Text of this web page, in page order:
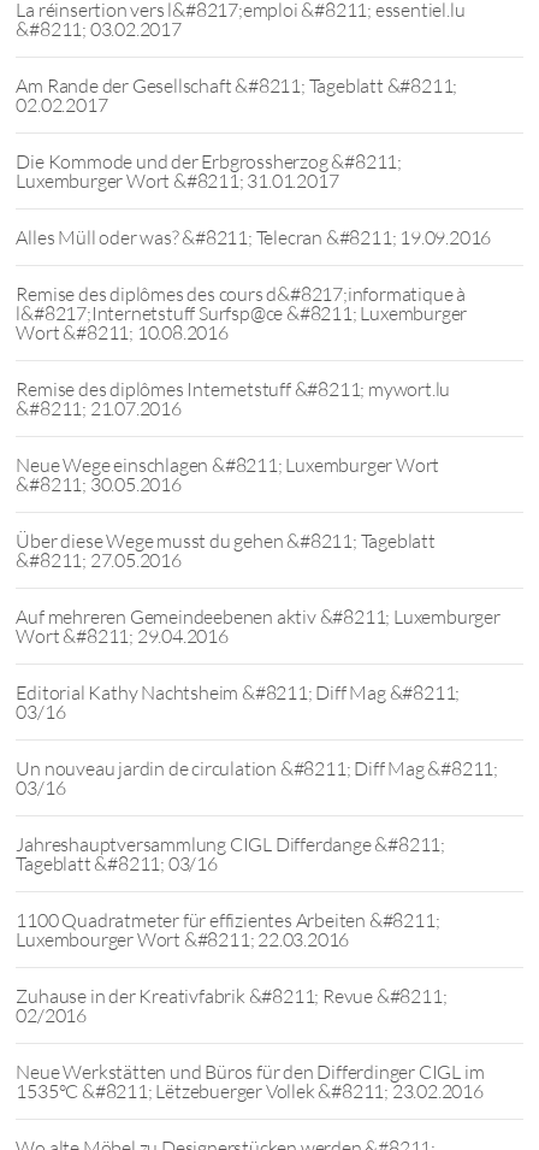
La réinsertion vers l&#8217;emploi &#8211; essentiel.lu
&#8211; 03.02.2017
Am Rande der Gesellschaft &#8211; Tageblatt &#8211;
02.02.2017
Die Kommode und der Erbgrossherzog &#8211;
Luxemburger Wort &#8211; 31.01.2017
Alles Müll oder was? &#8211; Telecran &#8211; 19.09.2016
Remise des diplômes des cours d&#8217;informatique à
l&#8217;Internetstuff Surfsp@ce &#8211; Luxemburger
Wort &#8211; 10.08.2016
Remise des diplômes Internetstuff &#8211; mywort.lu
&#8211; 21.07.2016
Neue Wege einschlagen &#8211; Luxemburger Wort
&#8211; 30.05.2016
Über diese Wege musst du gehen &#8211; Tageblatt
&#8211; 27.05.2016
Auf mehreren Gemeindeebenen aktiv &#8211; Luxemburger
Wort &#8211; 29.04.2016
Editorial Kathy Nachtsheim &#8211; Diff Mag &#8211;
03/16
Un nouveau jardin de circulation &#8211; Diff Mag &#8211;
03/16
Jahreshauptversammlung CIGL Differdange &#8211;
Tageblatt &#8211; 03/16
1100 Quadratmeter für effizientes Arbeiten &#8211;
Luxembourger Wort &#8211; 22.03.2016
Zuhause in der Kreativfabrik &#8211; Revue &#8211;
02/2016
Neue Werkstätten und Büros für den Differdinger CIGL im
1535°C &#8211; Lëtzebuerger Vollek &#8211; 23.02.2016